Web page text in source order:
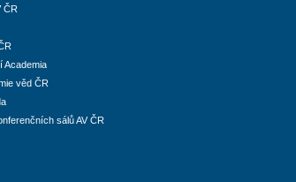
ČR
Academia
věd ČR
sálů AV ČR